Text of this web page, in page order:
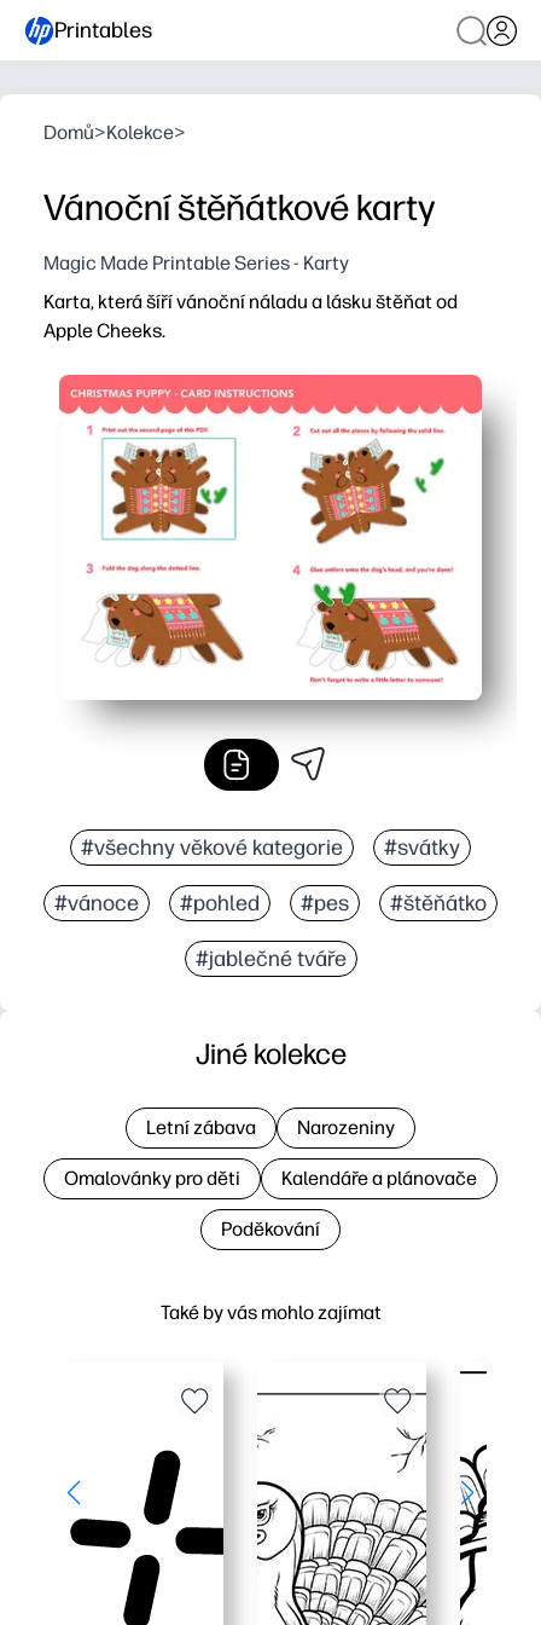
Printables
Domů>Kolekce>
Vánoční štěňátkové karty
Magic Made Printable Series - Karty
Karta, která šíří vánoční náladu a lásku štěňat od
Apple Cheeks.
Můžete tisknout, stříhat a skládat během několika
Rozkošná ilustrace štěněte potěší děti a rodiny -
Prázdné uvnitř vám dává prostor pro přizpůsobení
Určeno pro domácí tiskárny - pracuje na dopisech
#všechny věkové kategorie #svátky
#vánoce #pohled #pes #štěňátko
#jablečné tváře
Také by vás mohlo zajímat
Jiné kolekce
Letní zábava Narozeniny
Omalovánky pro děti Kalendáře a plánovače
Poděkování